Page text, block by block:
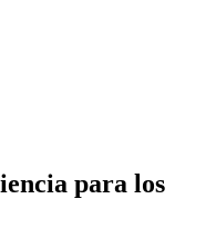
para los